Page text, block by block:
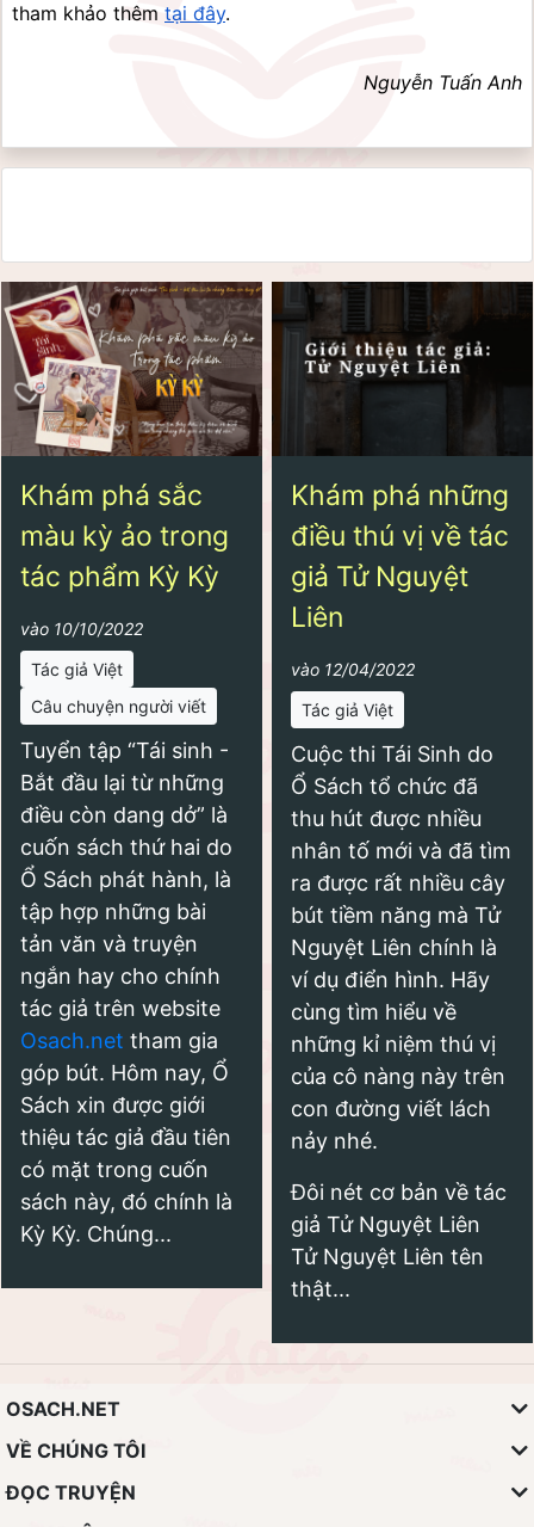
tham khảo thêm tại đây.
Nguyễn Tuấn Anh
Khám phá sắc
màu kỳ ảo trong
tác phẩm Kỳ Kỳ
vào 10/10/2022
Tác giả Việt
Câu chuyện người viết
Tuyển tập “Tái sinh -
Bắt đầu lại từ những
điều còn dang dở” là
cuốn sách thứ hai do
Ổ Sách phát hành, là
tập hợp những bài
tản văn và truyện
ngắn hay cho chính
tác giả trên website
Osach.net tham gia
góp bút. Hôm nay, Ổ
Sách xin được giới
thiệu tác giả đầu tiên
có mặt trong cuốn
sách này, đó chính là
Kỳ Kỳ. Chúng...
Khám phá những
điều thú vị về tác
giả Tử Nguyệt
Liên
vào 12/04/2022
Tác giả Việt
Cuộc thi Tái Sinh do
Ổ Sách tổ chức đã
thu hút được nhiều
nhân tố mới và đã tìm
ra được rất nhiều cây
bút tiềm năng mà Tử
Nguyệt Liên chính là
ví dụ điển hình. Hãy
cùng tìm hiểu về
những kỉ niệm thú vị
của cô nàng này trên
con đường viết lách
nảy nhé.
Đôi nét cơ bản về tác
giả Tử Nguyệt Liên
Tử Nguyệt Liên tên
thật...
OSACH.NET
VỀ CHÚNG TÔI
ĐỌC TRUYỆN